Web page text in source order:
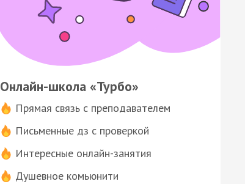
Онлайн-школа «Турбо»
Прямая связь с преподавателем
Письменные дз с проверкой
Интересные онлайн-занятия
Душевное комьюнити